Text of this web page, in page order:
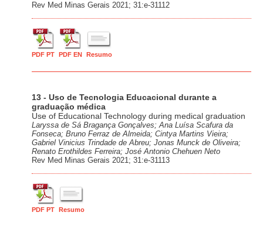
Rev Med Minas Gerais 2021; 31:e-31112
PDF PT PDF EN Resumo
13 - Uso de Tecnologia Educacional durante a
graduação médica
Use of Educational Technology during medical graduation
Laryssa de Sá Bragança Gonçalves; Ana Luísa Scafura da
Fonseca; Bruno Ferraz de Almeida; Cintya Martins Vieira;
Gabriel Vinicius Trindade de Abreu; Jonas Munck de Oliveira;
Renato Erothildes Ferreira; José Antonio Chehuen Neto
Rev Med Minas Gerais 2021; 31:e-31113
PDF PT Resumo